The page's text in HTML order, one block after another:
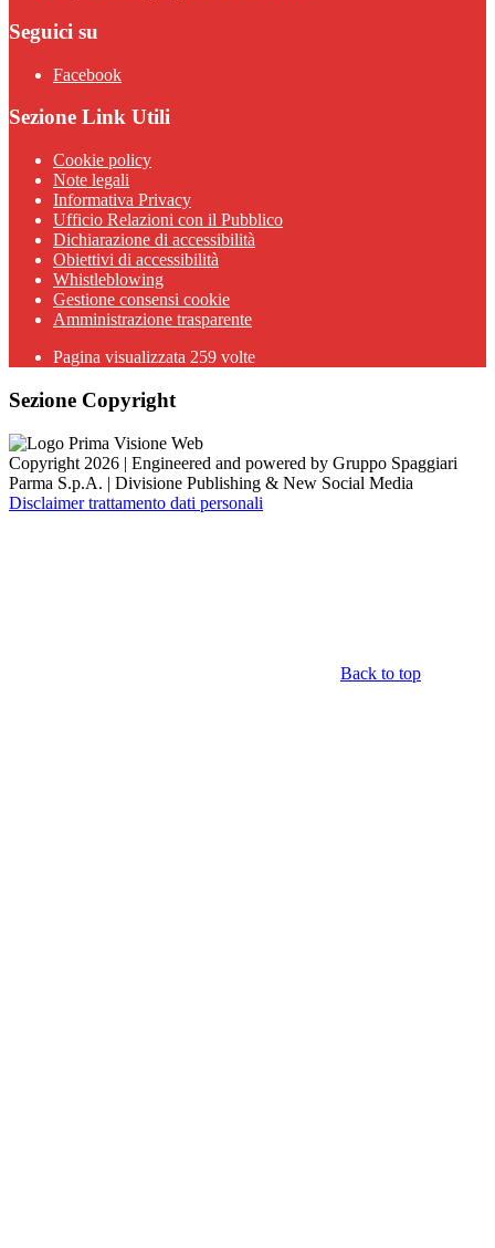
Seguici su
Facebook
Sezione Link Utili
Cookie policy
Note legali
Informativa Privacy
Ufficio Relazioni con il Pubblico
Dichiarazione di accessibilità
Obiettivi di accessibilità
Whistleblowing
Gestione consensi cookie
Amministrazione trasparente
Pagina visualizzata 259 volte
Sezione Copyright
Copyright 2026 | Engineered and powered by Gruppo Spaggiari
Parma S.p.A. | Divisione Publishing & New Social Media
Disclaimer trattamento dati personali
Back to top